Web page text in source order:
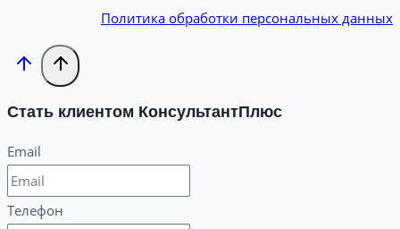
Политика обработки персональных данных
Стать клиентом КонсультантПлюс
Email
Телефон